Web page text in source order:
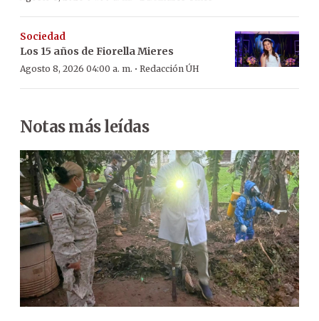
Sociedad
Los 15 años de Fiorella Mieres
Agosto 8, 2026 04:00 a. m. · Redacción ÚH
Notas más leídas